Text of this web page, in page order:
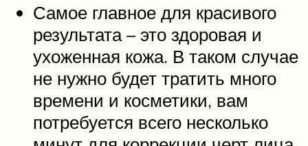
Самое главное для красивого
результата – это здоровая и
ухоженная кожа. В таком случае
не нужно будет тратить много
времени и косметики, вам
потребуется всего несколько